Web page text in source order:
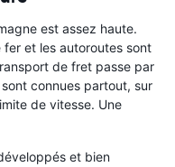
est assez haute.
et les autoroutes sont
de fret passe par
connues partout, sur
de vitesse. Une
et bien